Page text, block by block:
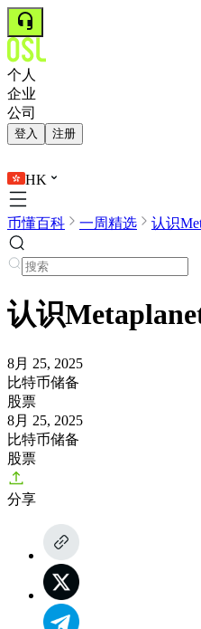
个人
企业
公司
登入 注册
HK
币懂百科 一周精选 认识
认识
8月 25, 2025
比特币储备
股票
8月 25, 2025
比特币储备
股票
分享